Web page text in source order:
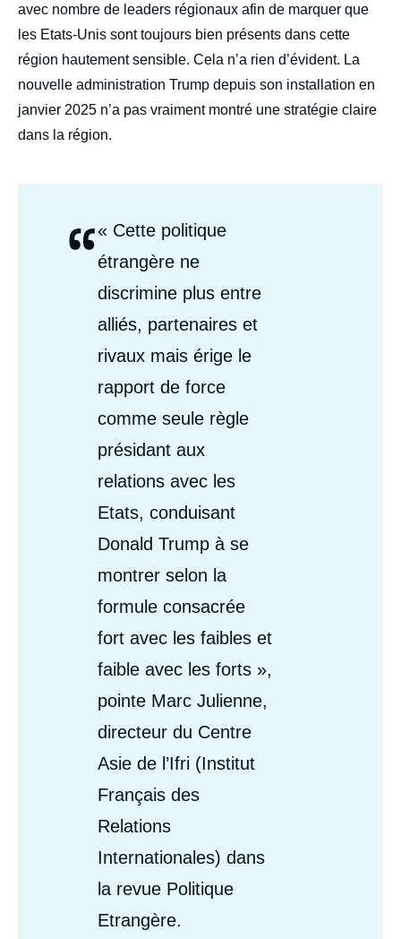
avec nombre de leaders régionaux afin de marquer que
les Etats-Unis sont toujours bien présents dans cette
région hautement sensible. Cela n’a rien d’évident. La
nouvelle administration Trump depuis son installation en
janvier 2025 n’a pas vraiment montré une stratégie claire
dans la région.
“Citations
Auteurs
« Cette politique
étrangère ne
discrimine plus entre
alliés, partenaires et
rivaux mais érige le
rapport de force
comme seule règle
présidant aux
relations avec les
Etats, conduisant
Donald Trump à se
montrer selon la
formule consacrée
fort avec les faibles et
faible avec les forts »,
pointe Marc Julienne,
directeur du Centre
Asie de l’Ifri (Institut
Français des
Relations
Internationales) dans
la revue Politique
Etrangère.